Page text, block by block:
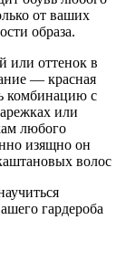
от ваших
образа.
или оттенок в
— красная
комбинацию с
или
любого
изящно он
волос
гардероба